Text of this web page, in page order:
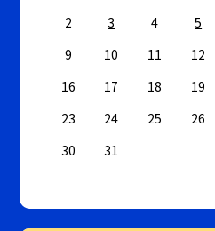
2
3 4 5
9
10 11 12
16
17 18 19
23
24 25 26
30
31